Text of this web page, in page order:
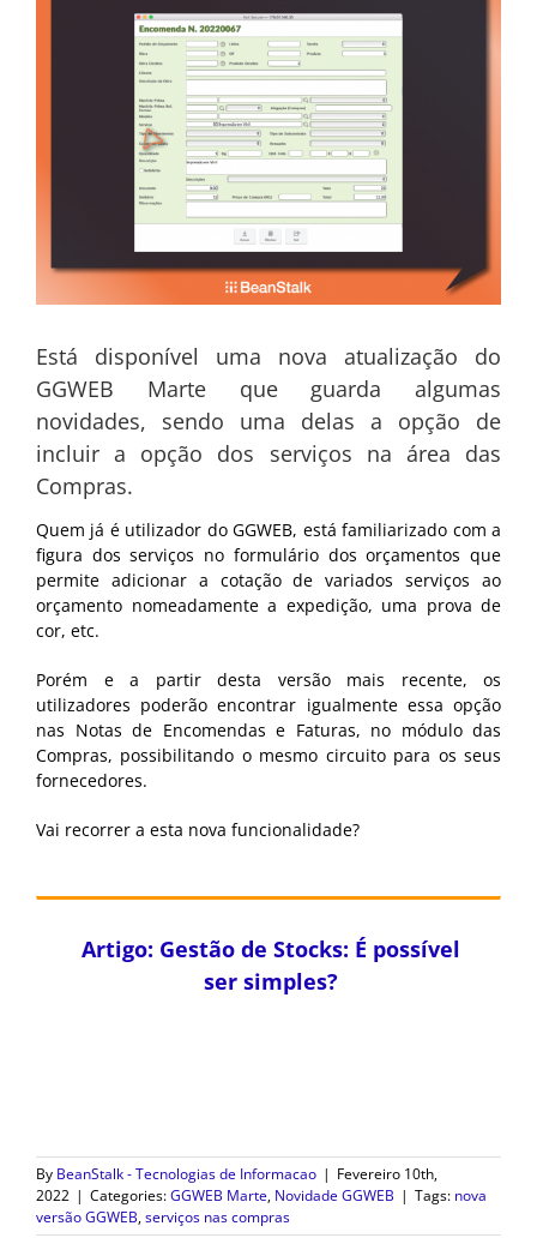
Está disponível uma nova atualização do
GGWEB Marte que guarda algumas
novidades, sendo uma delas a opção de
incluir a opção dos serviços na área das
Compras.
Quem já é utilizador do GGWEB, está familiarizado com a
figura dos serviços no formulário dos orçamentos que
permite adicionar a cotação de variados serviços ao
orçamento nomeadamente a expedição, uma prova de
cor, etc.
Porém e a partir desta versão mais recente, os
utilizadores poderão encontrar igualmente essa opção
nas Notas de Encomendas e Faturas, no módulo das
Compras, possibilitando o mesmo circuito para os seus
fornecedores.
Vai recorrer a esta nova funcionalidade?
Artigo: Gestão de Stocks: É possível
ser simples?
By BeanStalk - Tecnologias de Informacao | Fevereiro 10th,
2022 | Categories:GGWEB Marte, Novidade GGWEB | Tags: nova
versão GGWEB,serviços nas compras